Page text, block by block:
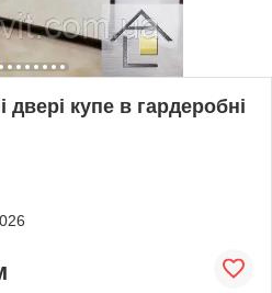
двері купе в гардеробні